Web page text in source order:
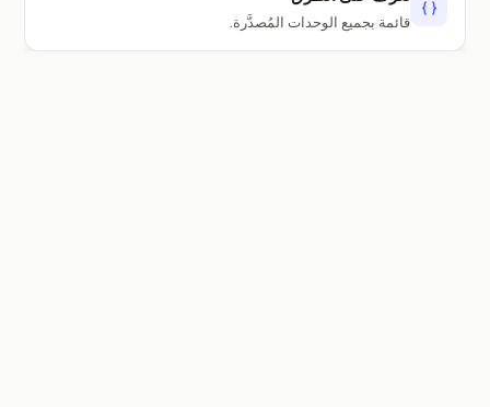
قائمة بجميع الوحدات المُصدَّرة.